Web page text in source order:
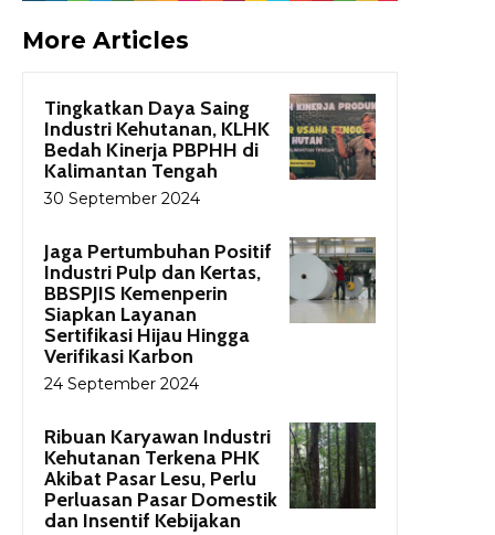
More Articles
Tingkatkan Daya Saing
Industri Kehutanan, KLHK
Bedah Kinerja PBPHH di
Kalimantan Tengah
30 September 2024
Jaga Pertumbuhan Positif
Industri Pulp dan Kertas,
BBSPJIS Kemenperin
Siapkan Layanan
Sertifikasi Hijau Hingga
Verifikasi Karbon
24 September 2024
Ribuan Karyawan Industri
Kehutanan Terkena PHK
Akibat Pasar Lesu, Perlu
Perluasan Pasar Domestik
dan Insentif Kebijakan